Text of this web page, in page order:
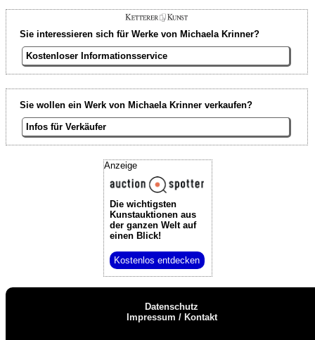
Sie interessieren sich für Werke von Michaela Krinner?
Kostenloser Informationsservice
Sie wollen ein Werk von Michaela Krinner verkaufen?
Infos für Verkäufer
Anzeige
Die wichtigsten
Kunstauktionenaus
der ganzen Welt auf
einen Blick!
Kostenlos entdecken
Datenschutz
Impressum / Kontakt